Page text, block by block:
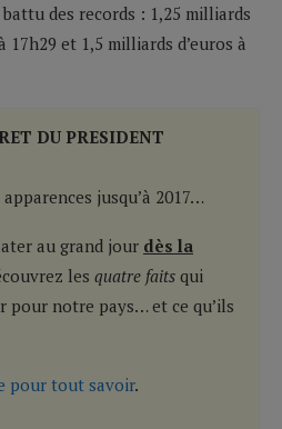
des records : 1,25 milliards
17h29 et 1,5 milliards d’euros à
DU PRESIDENT
jusqu’à 2017…
au grand jour dès la
les quatre faits qui
pour notre pays… et ce qu’ils
pour tout savoir.